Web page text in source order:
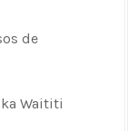
de
Waititi